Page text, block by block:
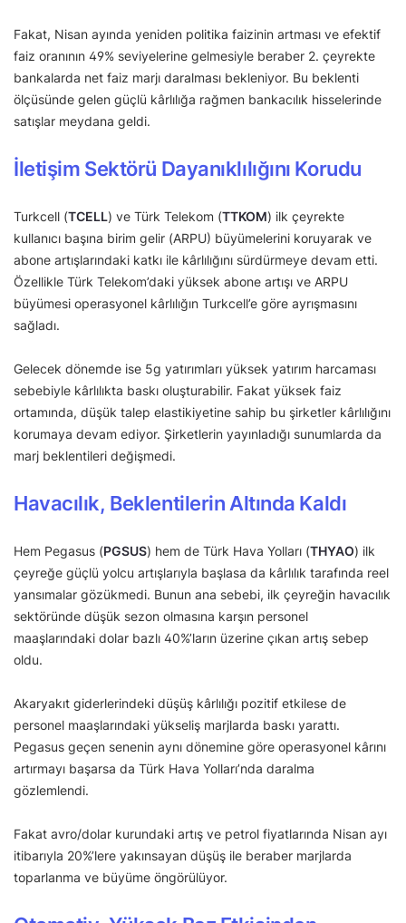
Fakat, Nisan ayında yeniden politika faizinin artması ve efektif
faiz oranının 49% seviyelerine gelmesiyle beraber 2. çeyrekte
bankalarda net faiz marjı daralması bekleniyor. Bu beklenti
ölçüsünde gelen güçlü kârlılığa rağmen bankacılık hisselerinde
satışlar meydana geldi.
İletişim Sektörü Dayanıklılığını Korudu
Turkcell (TCELL) ve Türk Telekom (TTKOM) ilk çeyrekte
kullanıcı başına birim gelir (ARPU) büyümelerini koruyarak ve
abone artışlarındaki katkı ile kârlılığını sürdürmeye devam etti.
Özellikle Türk Telekom’daki yüksek abone artışı ve ARPU
büyümesi operasyonel kârlılığın Turkcell’e göre ayrışmasını
sağladı.
Gelecek dönemde ise 5g yatırımları yüksek yatırım harcaması
sebebiyle kârlılıkta baskı oluşturabilir. Fakat yüksek faiz
ortamında, düşük talep elastikiyetine sahip bu şirketler kârlılığını
korumaya devam ediyor. Şirketlerin yayınladığı sunumlarda da
marj beklentileri değişmedi.
Havacılık, Beklentilerin Altında Kaldı
Hem Pegasus (PGSUS) hem de Türk Hava Yolları (THYAO) ilk
çeyreğe güçlü yolcu artışlarıyla başlasa da kârlılık tarafında reel
yansımalar gözükmedi. Bunun ana sebebi, ilk çeyreğin havacılık
sektöründe düşük sezon olmasına karşın personel
maaşlarındaki dolar bazlı 40%’ların üzerine çıkan artış sebep
oldu.
Akaryakıt giderlerindeki düşüş kârlılığı pozitif etkilese de
personel maaşlarındaki yükseliş marjlarda baskı yarattı.
Pegasus geçen senenin aynı dönemine göre operasyonel kârını
artırmayı başarsa da Türk Hava Yolları’nda daralma
gözlemlendi.
Fakat avro/dolar kurundaki artış ve petrol fiyatlarında Nisan ayı
itibarıyla 20%’lere yakınsayan düşüş ile beraber marjlarda
toparlanma ve büyüme öngörülüyor.